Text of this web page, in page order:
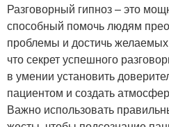
Разговорный гипноз – это
способный помочь людям
проблемы и достичь
что секрет успешного
в умении установить
пациентом и создать
Важно использовать